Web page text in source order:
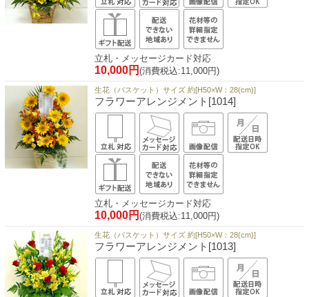
立札・メッセージカード対応
10,000円 (消費税込:11,000円)
生花（バスケット）サイズ 約[H50×W：28(cm)]
フラワーアレンジメント[1014]
立札・メッセージカード対応
10,000円 (消費税込:11,000円)
生花（バスケット）サイズ 約[H50×W：28(cm)]
フラワーアレンジメント[1013]